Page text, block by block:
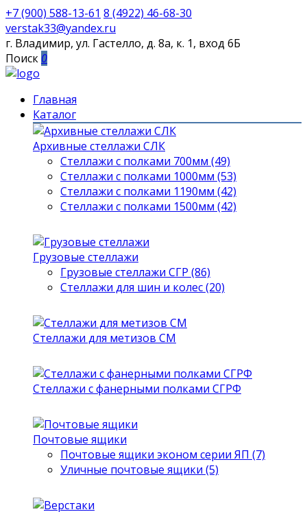
+7 (900) 588-13-61 8 (4922) 46-68-30
verstak33@yandex.ru
г. Владимир, ул. Гастелло, д. 8а, к. 1, вход 6Б
Поиск 0
Главная
Каталог
Архивные стеллажи СЛК
Стеллажи с полками 700мм (49)
Стеллажи с полками 1000мм (53)
Стеллажи с полками 1190мм (42)
Стеллажи с полками 1500мм (42)
Грузовые стеллажи
Грузовые стеллажи СГР (86)
Стеллажи для шин и колес (20)
Стеллажи для метизов СМ
Стеллажи с фанерными полками СГРФ
Почтовые ящики
Почтовые ящики эконом серии ЯП (7)
Уличные почтовые ящики (5)